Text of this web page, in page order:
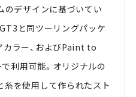
のデザインに基づいてい
と同ツーリングパッケ
カラー、およびPaint to
利用可能。オリジナルの
を使用して作られたスト